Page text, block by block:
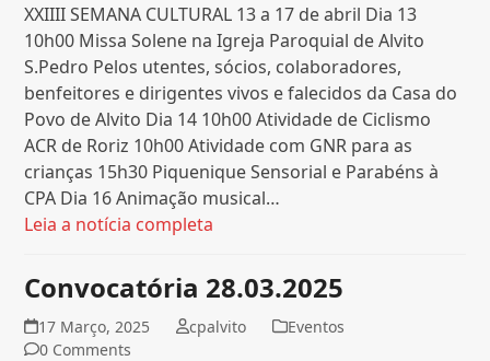
XXIIII SEMANA CULTURAL 13 a 17 de abril Dia 13
10h00 Missa Solene na Igreja Paroquial de Alvito
S.Pedro Pelos utentes, sócios, colaboradores,
benfeitores e dirigentes vivos e falecidos da Casa do
Povo de Alvito Dia 14 10h00 Atividade de Ciclismo
ACR de Roriz 10h00 Atividade com GNR para as
crianças 15h30 Piquenique Sensorial e Parabéns à
CPA Dia 16 Animação musical…
Leia a notícia completa
Convocatória 28.03.2025
17 Março, 2025 cpalvito
Eventos
0 Comments